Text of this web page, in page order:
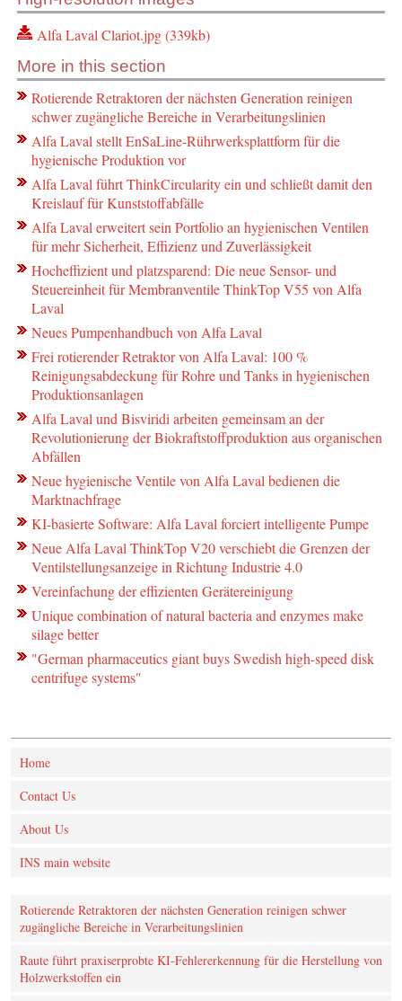
Alfa Laval Clariot.jpg (339kb)
More in this section
Rotierende Retraktoren der nächsten Generation reinigen
schwer zugängliche Bereiche in Verarbeitungslinien
Alfa Laval stellt EnSaLine-Rührwerksplattform für die
hygienische Produktion vor
Alfa Laval führt ThinkCircularity ein und schließt damit den
Kreislauf für Kunststoffabfälle
Alfa Laval erweitert sein Portfolio an hygienischen Ventilen
für mehr Sicherheit, Effizienz und Zuverlässigkeit
Hocheffizient und platzsparend: Die neue Sensor- und
Steuereinheit für Membranventile ThinkTop V55 von Alfa
Laval
Neues Pumpenhandbuch von Alfa Laval
Frei rotierender Retraktor von Alfa Laval: 100 %
Reinigungsabdeckung für Rohre und Tanks in hygienischen
Produktionsanlagen
Alfa Laval und Bisviridi arbeiten gemeinsam an der
Revolutionierung der Biokraftstoffproduktion aus organischen
Abfällen
Neue hygienische Ventile von Alfa Laval bedienen die
Marktnachfrage
KI-basierte Software: Alfa Laval forciert intelligente Pumpe
Neue Alfa Laval ThinkTop V20 verschiebt die Grenzen der
Ventilstellungsanzeige in Richtung Industrie 4.0
Vereinfachung der effizienten Gerätereinigung
Unique combination of natural bacteria and enzymes make
silage better
"German pharmaceutics giant buys Swedish high-speed disk
centrifuge systems"
Home
Contact Us
About Us
INS main website
Rotierende Retraktoren der nächsten Generation reinigen schwer
zugängliche Bereiche in Verarbeitungslinien
Raute führt praxiserprobte KI‑Fehlererkennung für die Herstellung von
Holzwerkstoffen ein